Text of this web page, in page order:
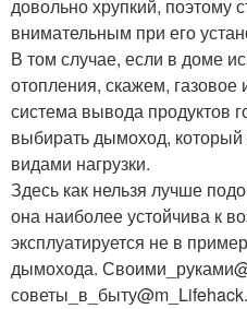
довольно хрупкий, поэтому
внимательным при его
В том случае, если в доме
отопления, скажем, газовое
система вывода продуктов
выбирать дымоход, который
видами нагрузки.
Здесь как нельзя лучше
она наиболее устойчива к
эксплуатируется не в
дымохода.
советы_в_быту@m_Lifehack.